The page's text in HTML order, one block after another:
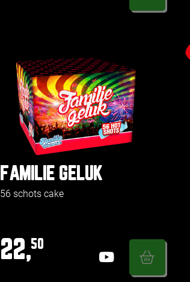
FAMILIE GELUK
56 schots cake
22,50